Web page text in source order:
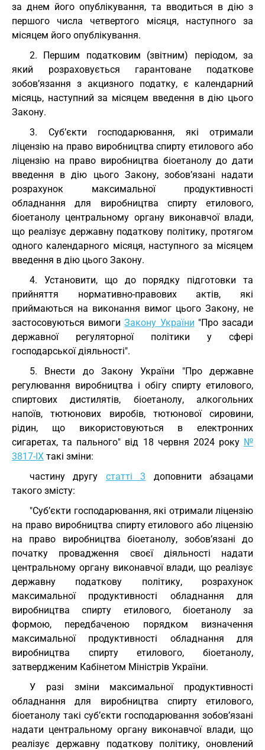
за днем його опублікування, та вводиться в дію з
першого числа четвертого місяця, наступного за
місяцем його опублікування.
2. Першим податковим (звітним) періодом, за
який розраховується гарантоване податкове
зобов’язання з акцизного податку, є календарний
місяць, наступний за місяцем введення в дію цього
Закону.
3. Суб’єкти господарювання, які отримали
ліцензію на право виробництва спирту етилового або
ліцензію на право виробництва біоетанолу до дати
введення в дію цього Закону, зобов’язані надати
розрахунок максимальної продуктивності
обладнання для виробництва спирту етилового,
біоетанолу центральному органу виконавчої влади,
що реалізує державну податкову політику, протягом
одного календарного місяця, наступного за місяцем
введення в дію цього Закону.
4. Установити, що до порядку підготовки та
прийняття нормативно-правових актів, які
приймаються на виконання вимог цього Закону, не
застосовуються вимогиЗакону України "Про засади
державної регуляторної політики у сфері
господарської діяльності".
5. Внести до Закону України "Про державне
регулювання виробництва і обігу спирту етилового,
спиртових дистилятів, біоетанолу, алкогольних
напоїв, тютюнових виробів, тютюнової сировини,
рідин, що використовуються в електронних
сигаретах, та пального" від 18 червня 2024 року №
3817-IX такі зміни:
частину другу статті 3 доповнити абзацами
такого змісту:
"Суб’єкти господарювання, які отримали ліцензію
на право виробництва спирту етилового або ліцензію
на право виробництва біоетанолу, зобов’язані до
початку провадження своєї діяльності надати
центральному органу виконавчої влади, що реалізує
державну податкову політику, розрахунок
максимальної продуктивності обладнання для
виробництва спирту етилового, біоетанолу за
формою, передбаченою порядком визначення
максимальної продуктивності обладнання для
виробництва спирту етилового, біоетанолу,
затвердженим Кабінетом Міністрів України.
У разі зміни максимальної продуктивності
обладнання для виробництва спирту етилового,
біоетанолу такі суб’єкти господарювання зобов’язані
надати центральному органу виконавчої влади, що
реалізує державну податкову політику, оновлений